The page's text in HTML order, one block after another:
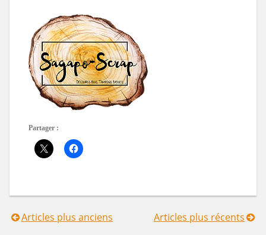
Partager :
Navigation
Articles plus anciens Articles plus récents